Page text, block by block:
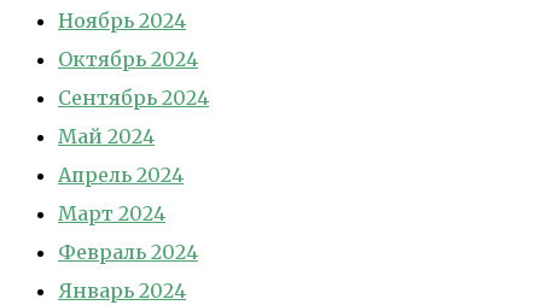
Ноябрь 2024
Октябрь 2024
Сентябрь 2024
Май 2024
Апрель 2024
Март 2024
Февраль 2024
Январь 2024